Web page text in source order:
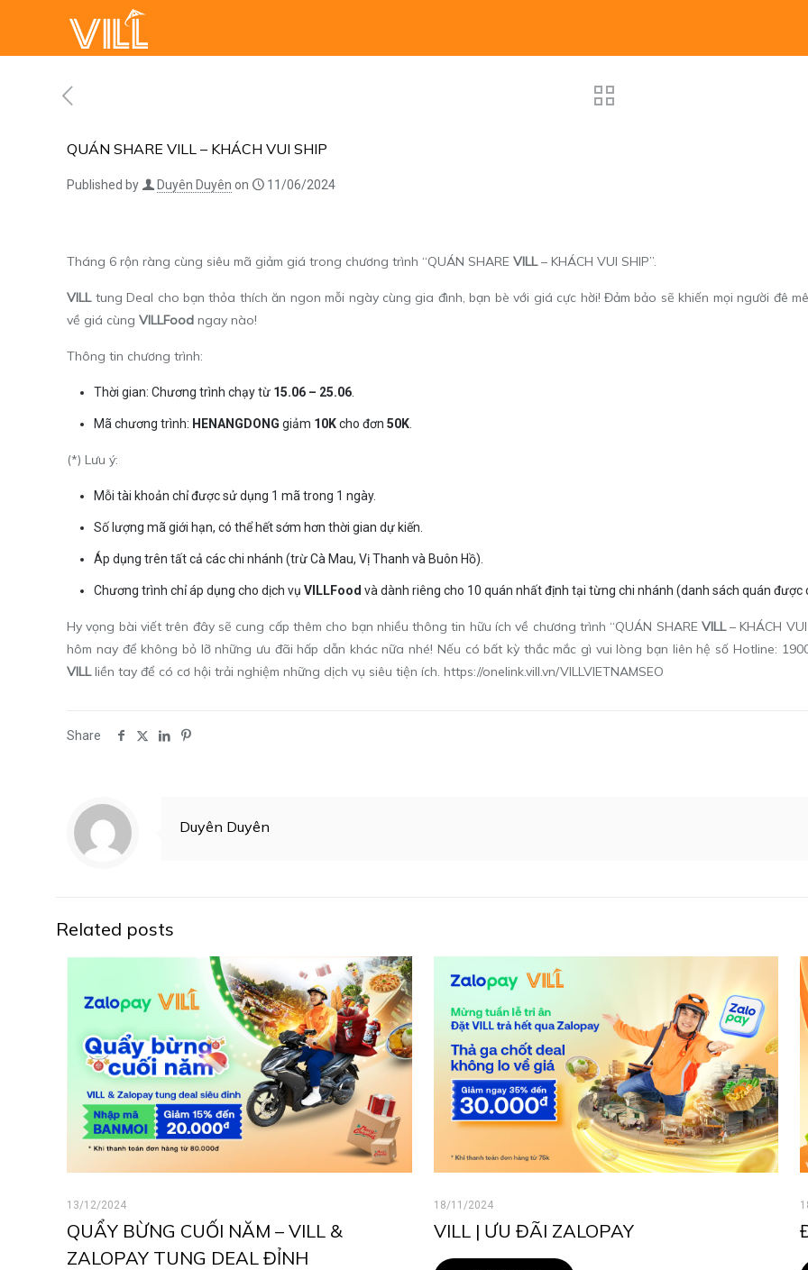
QUÁN SHARE VILL – KHÁCH VUI SHIP
Published by Duyên Duyên on 11/06/2024
Tháng 6 rộn ràng cùng siêu mã giảm giá trong chương trình “QUÁN SHARE VILL – KHÁCH VUI SHIP”.
VILLtung Deal cho bạn thỏa thích ăn ngon mỗi ngày cùng gia đình, bạn bè với giá cực hời! Đảm bảo sẽ khiến mọi người đê
về giá cùngVILLFood ngay nào!
Thông tin chương trình:
Thời gian: Chương trình chạy từ 15.06 – 25.06
Mã chương trình: HENANGDONG giảm 10Kcho đơn 50K
(*) Lưu ý:
Mỗi tài khoản chỉ được sử dụng 1 mã trong 1 ngày.
Số lượng mã giới hạn, có thể hết sớm hơn thời gian dự kiến.
Áp dụng trên tất cả các chi nhánh (trừ Cà Mau, Vị Thanh và Buôn Hồ).
Chương trình chỉ áp dụng cho dịch vụVILLFood và dành riêng cho 10 quán nhất định tại từng chi nhánh (danh sách quán
Hy vọng bài viết trên đây sẽ cung cấp thêm cho bạn nhiều thông tin hữu ích về chương trình “QUÁN SHARE VILL– KHÁCH
hôm nay để không bỏ lỡ những ưu đãi hấp dẫn khác nữa nhé! Nếu có bất kỳ thắc mắc gì vui lòng bạn liên hệ số Hotline:
VILLliền tay để có cơ hội trải nghiệm những dịch vụ siêu tiện ích.https://onelink.vill.vn/VILLVIETNAMSEO
Share
Duyên Duyên
Related posts
13/12/2024
QUẨY BỪNG CUỐI NĂM – VILL &
ZALOPAY TUNG DEAL ĐỈNH
18/11/2024
VILL | ƯU ĐÃI ZALOPAY